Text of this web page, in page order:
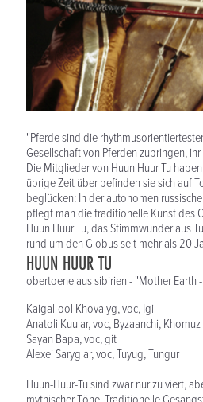
"Pferde sind die
Gesellschaft von Pferden zubringen,
Die Mitglieder von Huun Huur Tu
übrige Zeit über befinden sie sich auf
beglücken: In der autonomen
pflegt man die traditionelle Kunst des
Huun Huur Tu, das Stimmwunder aus
rund um den Globus seit mehr als 20
HUUN HUUR TU
obertoene aus sibirien - "Mother Earth
Kaigal-ool Khovalyg, voc, Igil
Anatoli Kuular, voc, Byzaanchi, Khomuz
Sayan Bapa, voc, git
Alexei Saryglar, voc, Tuyug, Tungur
Huun-Huur-Tu sind zwar nur zu viert,